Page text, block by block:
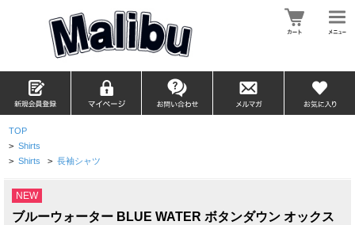
TOP
> Shirts
> Shirts > 長袖シャツ
NEW
ブルーウォーター BLUE WATER ボタンダウン オックス